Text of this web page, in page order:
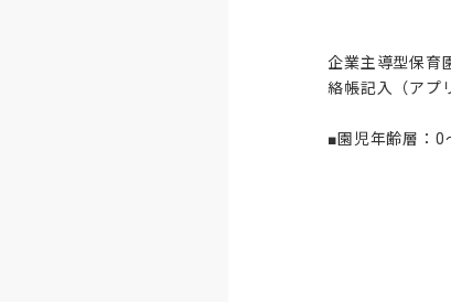
企業主導型保育
絡帳記入（アプ
■園児年齢層：0